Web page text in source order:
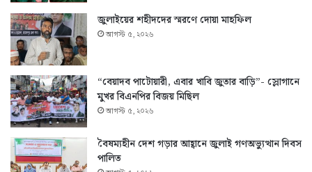
জুলাইয়ের শহীদদের স্মরণে দোয়া মাহফিল
আগস্ট ৫, ২০২৬
“বেয়াদব পাটোয়ারী, এবার খাবি জুতার বাড়ি”- স্লোগানে
মুখর বিএনপির বিজয় মিছিল
আগস্ট ৫, ২০২৬
বৈষম্যহীন দেশ গড়ার আহ্বানে জুলাই গণঅভ্যুত্থান দিবস
পালিত